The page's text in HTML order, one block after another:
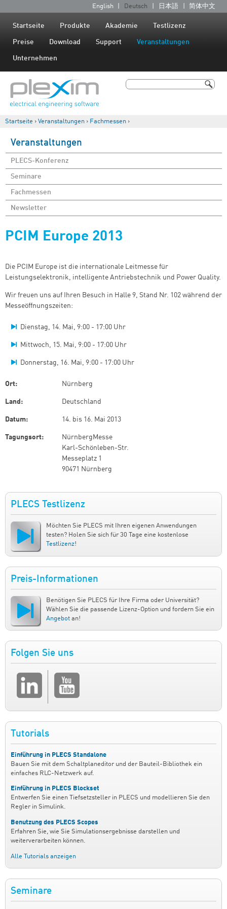
Jump to navigation
S
e
n
English Deutsch 日本語 简体中文
Startseite Produkte Akademie Testlizenz
Preise Download Support Veranstaltungen
Unternehmen
Suche
Startseite › Veranstaltungen › Fachmessen ›
Veranstaltungen
PLECS-Konferenz
Seminare
Fachmessen
Newsletter
PCIM Europe 2013
Die PCIM Europe ist die internationale Leitmesse für
Leistungselektronik, intelligente Antriebstechnik und Power Quality.
Wir freuen uns auf Ihren Besuch in Halle 9, Stand Nr. 102 während der
Messeöffnungszeiten:
Dienstag, 14. Mai, 9:00 - 17:00 Uhr
Mittwoch, 15. Mai, 9:00 - 17:00 Uhr
Donnerstag, 16. Mai, 9:00 - 17:00 Uhr
Ort: Nürnberg
Land: Deutschland
Datum: 14. bis 16. Mai 2013
Tagungsort:
NürnbergMesse
Karl-Schönleben-Str.
Messeplatz 1
90471 Nürnberg
PLECS Testlizenz
Möchten Sie PLECS mit Ihren eigenen Anwendungen
testen? Holen Sie sich für 30 Tage eine kostenlose
Testlizenz!
Preis-Informationen
Benötigen Sie PLECS für Ihre Firma oder Universität?
Wählen Sie die passende Lizenz-Option und fordern Sie ein
Angebot an!
Folgen Sie uns
Tutorials
Einführung in PLECS Standalone
Bauen Sie mit dem Schaltplaneditor und der Bauteil-Bibliothek ein
einfaches RLC-Netzwerk auf.
Einführung in PLECS Blockset
Entwerfen Sie einen Tiefsetzsteller in PLECS und modellieren Sie den
Regler in Simulink.
Benutzung des PLECS Scopes
Erfahren Sie, wie Sie Simulationsergebnisse darstellen und
weiterverarbeiten können.
Alle Tutorials anzeigen
Seminare